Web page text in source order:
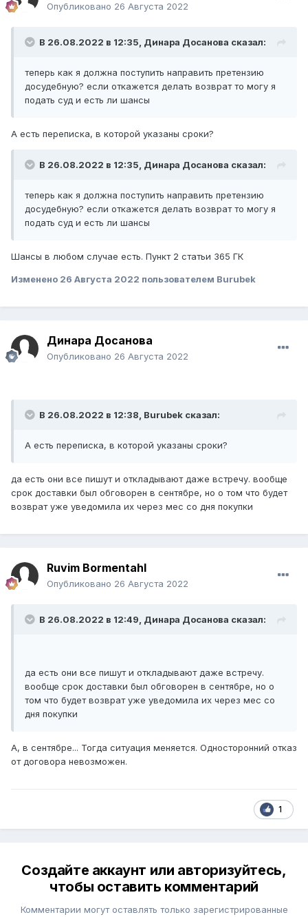
Опубликовано 26 Августа 2022
В 26.08.2022 в 12:35, Динара Досанова сказал:
теперь как я должна поступить направить претензию
досудебную? если откажется делать возврат то могу я
подать суд и есть ли шансы
А есть переписка, в которой указаны сроки?
В 26.08.2022 в 12:35, Динара Досанова сказал:
теперь как я должна поступить направить претензию
досудебную? если откажется делать возврат то могу я
подать суд и есть ли шансы
Шансы в любом случае есть. Пункт 2 статьи 365 ГК
Изменено 26 Августа 2022 пользователем Burubek
Динара Досанова
Опубликовано 26 Августа 2022
В 26.08.2022 в 12:38, Burubek сказал:
А есть переписка, в которой указаны сроки?
да есть они все пишут и откладывают даже встречу. вообще
срок доставки был обговорен в сентябре, но о том что будет
возврат уже уведомила их через мес со дня покупки
Ruvim Bormentahl
Опубликовано 26 Августа 2022
В 26.08.2022 в 12:49, Динара Досанова сказал:
да есть они все пишут и откладывают даже встречу.
вообще срок доставки был обговорен в сентябре, но о
том что будет возврат уже уведомила их через мес со
дня покупки
А, в сентябре... Тогда ситуация меняется. Односторонний отказ
от договора невозможен.
1
Создайте аккаунт или авторизуйтесь,
чтобы оставить комментарий
Комментарии могут оставлять только зарегистрированные